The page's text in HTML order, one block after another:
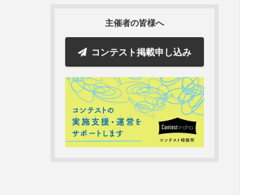
主催者の皆様へ
コンテスト掲載申し込み